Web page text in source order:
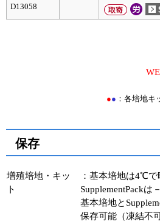
D13058
●● ：各培地キ
保存
増殖培地・キッ
ト
：基本培地は4℃で
SupplementPackは
基本培地と
保存可能（凍結不